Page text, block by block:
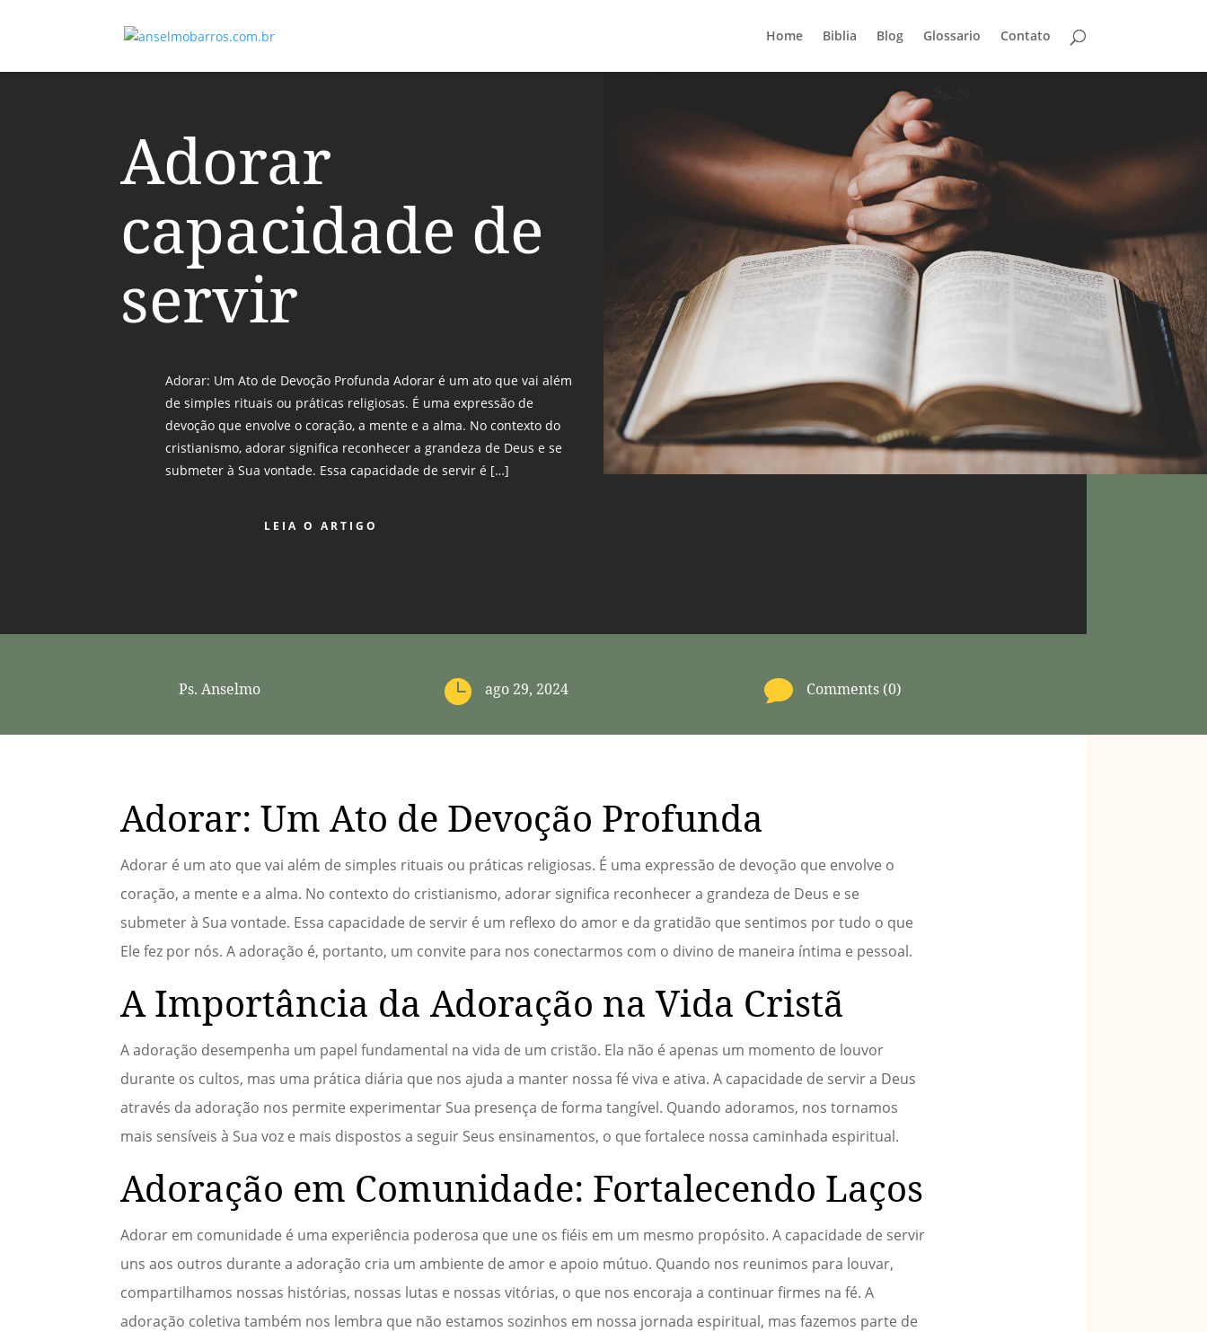
Home Biblia Blog Glossario Contato
Adorar
capacidade de
servir
Adorar: Um Ato de Devoção Profunda Adorar é um ato que vai além
de simples rituais ou práticas religiosas. É uma expressão de
devoção que envolve o coração, a mente e a alma. No contexto do
cristianismo, adorar significa reconhecer a grandeza de Deus e se
submeter à Sua vontade. Essa capacidade de servir é […]
LEIA O ARTIGO
Ps. Anselmo  ago 29, 2024  Comments (0)
Adorar: Um Ato de Devoção Profunda
Adorar é um ato que vai além de simples rituais ou práticas religiosas. É uma expressão de devoção que envolve o
coração, a mente e a alma. No contexto do cristianismo, adorar significa reconhecer a grandeza de Deus e se
submeter à Sua vontade. Essa capacidade de servir é um reflexo do amor e da gratidão que sentimos por tudo o que
Ele fez por nós. A adoração é, portanto, um convite para nos conectarmos com o divino de maneira íntima e pessoal.
A Importância da Adoração na Vida Cristã
A adoração desempenha um papel fundamental na vida de um cristão. Ela não é apenas um momento de louvor
durante os cultos, mas uma prática diária que nos ajuda a manter nossa fé viva e ativa. A capacidade de servir a Deus
através da adoração nos permite experimentar Sua presença de forma tangível. Quando adoramos, nos tornamos
mais sensíveis à Sua voz e mais dispostos a seguir Seus ensinamentos, o que fortalece nossa caminhada espiritual.
Adoração em Comunidade: Fortalecendo Laços
Adorar em comunidade é uma experiência poderosa que une os fiéis em um mesmo propósito. A capacidade de servir
uns aos outros durante a adoração cria um ambiente de amor e apoio mútuo. Quando nos reunimos para louvar,
compartilhamos nossas histórias, nossas lutas e nossas vitórias, o que nos encoraja a continuar firmes na fé. A
adoração coletiva também nos lembra que não estamos sozinhos em nossa jornada espiritual, mas fazemos parte de